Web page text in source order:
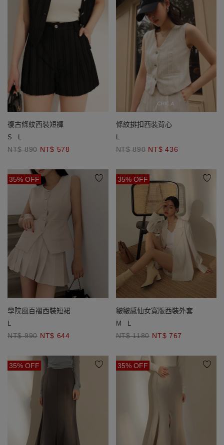
復古條紋西裝短褲
S L
NT$ 890 NT$ 578
條紋排扣西裝背心
L
NT$ 890 NT$ 436
35% OFF
學院風百褶西裝短裙
NT$ 990 NT$ 644
35% OFF
皺皺感仙女寬版西裝外套
M
NT$ 1180 NT$ 767
35% OFF 35% OFF